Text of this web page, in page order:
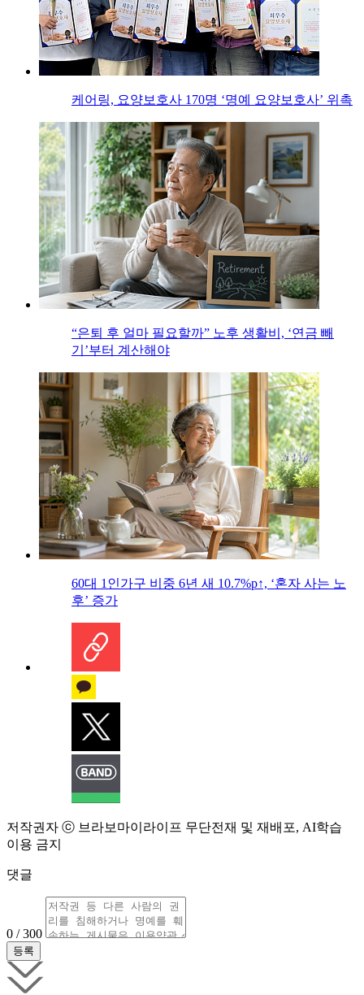
케어링, 요양보호사 170명 ‘명예 요양보호사’ 위촉
“은퇴 후 얼마 필요할까” 노후 생활비, ‘연금 빼
기’부터 계산해야
60대 1인가구 비중 6년 새 10.7%p↑, ‘혼자 사는 노
후’ 증가
저작권자 ⓒ 브라보마이라이프 무단전재 및 재배포, AI학습
이용 금지
댓글
0 / 300